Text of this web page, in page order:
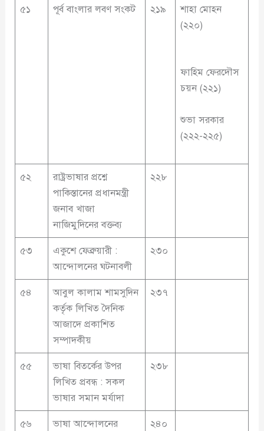
৫১ পূর্ব বাংলার লবণ সংকট ২১৯
শাহা মোহন
(২২০)
ফাহিম ফেরদৌস
চয়ন (২২১)
শুভা সরকার
(২২২-২২৫)
৫২
রাষ্ট্রভাষার প্রশ্নে
পাকিস্তানের প্রধানমন্ত্রী
জনাব খাজা
নাজিমুদিনের বক্তব্য
২২৮
৫৩
একুশে ফেব্রুয়ারী :
আন্দোলনের ঘটনাবলী
২৩০
৫৪
আবুল কালাম শামসুদিন
কর্তৃক লিখিত দৈনিক
আজাদে প্রকাশিত
সম্পাদকীয়
২৩৭
৫৫
ভাষা বিতর্কের উপর
লিখিত প্রবন্ধ : সকল
ভাষার সমান মর্যাদা
২৩৮
৫৬
ভাষা আন্দোলনের
২৪০